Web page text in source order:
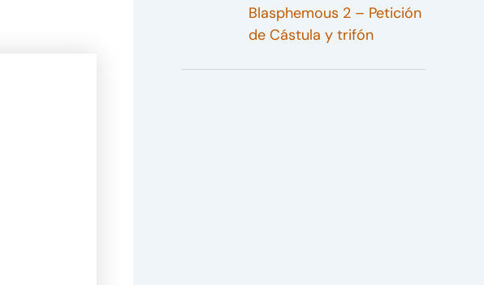
Blasphemous 2 – Petición
de Cástula y trifón